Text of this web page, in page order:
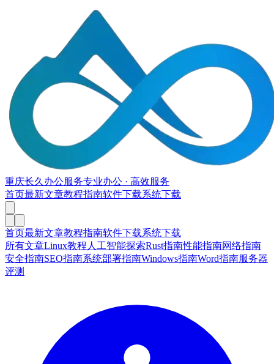
重庆长久办公服务专业办公 · 高效服务
首页最新文章教程指南软件下载系统下载
首页最新文章教程指南软件下载系统下载
所有文章Linux教程 人工智能探索Rust指南性能指南网络指南
安全指南SEO指南系统部署指南Windows指南Word指南服务器
评测